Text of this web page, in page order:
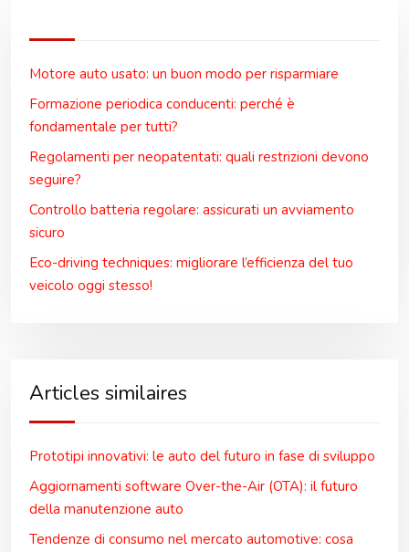
Motore auto usato: un buon modo per risparmiare
Formazione periodica conducenti: perché è
fondamentale per tutti?
Regolamenti per neopatentati: quali restrizioni devono
seguire?
Controllo batteria regolare: assicurati un avviamento
sicuro
Eco-driving techniques: migliorare l’efficienza del tuo
veicolo oggi stesso!
Articles similaires
Prototipi innovativi: le auto del futuro in fase di sviluppo
Aggiornamenti software Over-the-Air (OTA): il futuro
della manutenzione auto
Tendenze di consumo nel mercato automotive: cosa